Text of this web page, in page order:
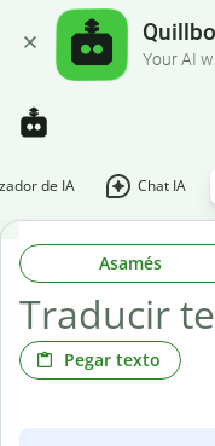
Your AI
de IA Chat IA
Asamés
Pegar texto